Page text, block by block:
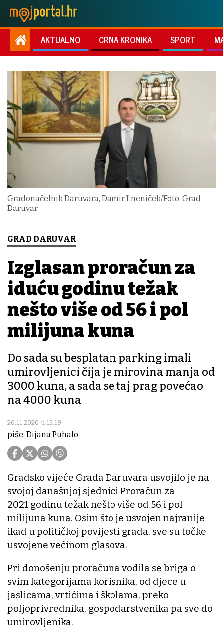
AKTUALNO CRNA KRONIKA SPORT
Gradonačelnik Daruvara, Damir Lneniček/Foto: Grad
Daruvar
GRAD DARUVAR
Izglasan proračun za
iduću godinu težak
nešto više od 56 i pol
milijuna kuna
Do sada su besplatan parking imali
umirovljenici čija je mirovina manja od
3000 kuna, a sada se taj prag povećao
na 4000 kuna
26.11.2020. u 15:19
piše: Dijana Puhalo
Gradsko vijeće Grada Daruvara usvojilo je na
svojoj današnjoj sjednici Proračun za
2021 godinu težak nešto više od 56 i pol
milijuna kuna. Osim što je usvojen najranije
ikad u političkoj povijesti grada, sve su točke
usvojene većinom glasova.
Pri donošenju proračuna vodila se briga o
svim kategorijama korisnika, od djece u
jaslicama, vrtićima i školama, preko
poljoprivrednika, gospodarstvenika pa sve do
umirovljenika.